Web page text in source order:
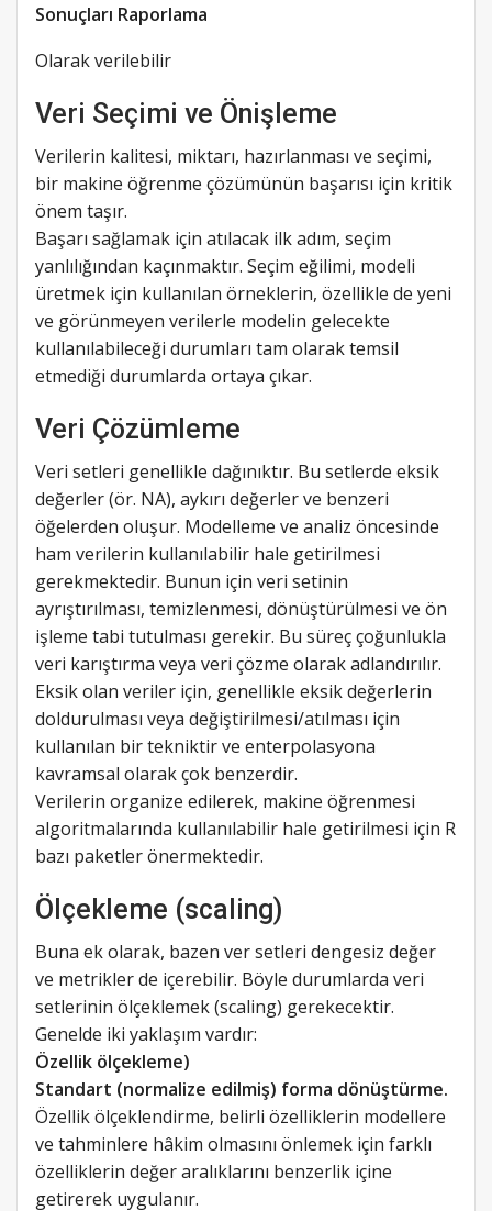
Sonuçları Raporlama
Olarak verilebilir
Veri Seçimi ve Önişleme
Verilerin kalitesi, miktarı, hazırlanması ve seçimi,
bir makine öğrenme çözümünün başarısı için kritik
önem taşır.
Başarı sağlamak için atılacak ilk adım, seçim
yanlılığından kaçınmaktır. Seçim eğilimi, modeli
üretmek için kullanılan örneklerin, özellikle de yeni
ve görünmeyen verilerle modelin gelecekte
kullanılabileceği durumları tam olarak temsil
etmediği durumlarda ortaya çıkar.
Veri Çözümleme
Veri setleri genellikle dağınıktır. Bu setlerde eksik
değerler (ör. NA), aykırı değerler ve benzeri
öğelerden oluşur. Modelleme ve analiz öncesinde
ham verilerin kullanılabilir hale getirilmesi
gerekmektedir. Bunun için veri setinin
ayrıştırılması, temizlenmesi, dönüştürülmesi ve ön
işleme tabi tutulması gerekir. Bu süreç çoğunlukla
veri karıştırma veya veri çözme olarak adlandırılır.
Eksik olan veriler için, genellikle eksik değerlerin
doldurulması veya değiştirilmesi/atılması için
kullanılan bir tekniktir ve enterpolasyona
kavramsal olarak çok benzerdir.
Verilerin organize edilerek, makine öğrenmesi
algoritmalarında kullanılabilir hale getirilmesi için R
bazı paketler önermektedir.
Ölçekleme (scaling)
Buna ek olarak, bazen ver setleri dengesiz değer
ve metrikler de içerebilir. Böyle durumlarda veri
setlerinin ölçeklemek (scaling) gerekecektir.
Genelde iki yaklaşım vardır:
Özellik ölçekleme)
Standart (normalize edilmiş) forma dönüştürme.
Özellik ölçeklendirme, belirli özelliklerin modellere
ve tahminlere hâkim olmasını önlemek için farklı
özelliklerin değer aralıklarını benzerlik içine
getirerek uygulanır.